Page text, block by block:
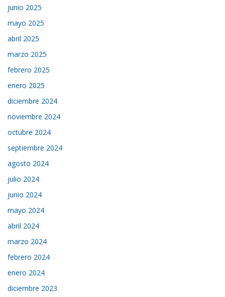
junio 2025
mayo 2025
abril 2025
marzo 2025
febrero 2025
enero 2025
diciembre 2024
noviembre 2024
octubre 2024
septiembre 2024
agosto 2024
julio 2024
junio 2024
mayo 2024
abril 2024
marzo 2024
febrero 2024
enero 2024
diciembre 2023